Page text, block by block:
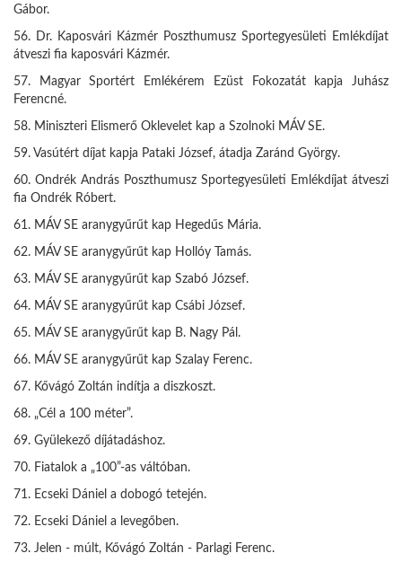
Gábor.
56. Dr. Kaposvári Kázmér Poszthumusz Sportegyesületi Emlékdíjat
átveszi fia kaposvári Kázmér.
57. Magyar Sportért Emlékérem Ezüst Fokozatát kapja Juhász
Ferencné.
58. Miniszteri Elismerő Oklevelet kap a Szolnoki MÁV SE.
59. Vasútért díjat kapja Pataki József, átadja Zaránd György.
60. Ondrék András Poszthumusz Sportegyesületi Emlékdíjat átveszi
fia Ondrék Róbert.
61. MÁV SE aranygyűrűt kap Hegedűs Mária.
62. MÁV SE aranygyűrűt kap Hollóy Tamás.
63. MÁV SE aranygyűrűt kap Szabó József.
64. MÁV SE aranygyűrűt kap Csábi József.
65. MÁV SE aranygyűrűt kap B. Nagy Pál.
66. MÁV SE aranygyűrűt kap Szalay Ferenc.
67. Kővágó Zoltán indítja a diszkoszt.
68. „Cél a 100 méter”.
69. Gyülekező díjátadáshoz.
70. Fiatalok a „100”-as váltóban.
71. Ecseki Dániel a dobogó tetején.
72. Ecseki Dániel a levegőben.
73. Jelen - múlt, Kővágó Zoltán - Parlagi Ferenc.